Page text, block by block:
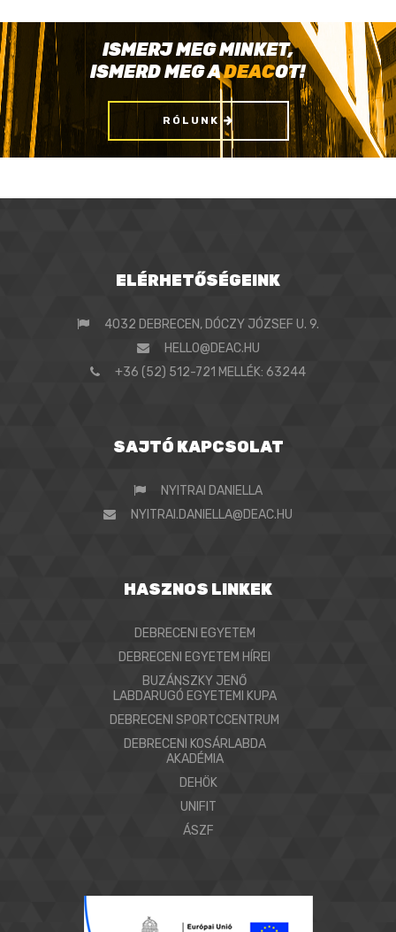
ISMERJ MEG MINKET,
ISMERD MEG ADEACOT!
RÓLUNK
ELÉRHETŐSÉGEINK
4032 DEBRECEN, DÓCZY JÓZSEF U. 9.
HELLO@DEAC.HU
+36 (52) 512-721 MELLÉK: 63244
SAJTÓ KAPCSOLAT
NYITRAI DANIELLA
NYITRAI.DANIELLA@DEAC.HU
HASZNOS LINKEK
DEBRECENI EGYETEM
DEBRECENI EGYETEM HÍREI
BUZÁNSZKY JENŐ
LABDARUGÓ EGYETEMI KUPA
DEBRECENI SPORTCCENTRUM
DEBRECENI KOSÁRLABDA
AKADÉMIA
DEHÖK
UNIFIT
ÁSZF